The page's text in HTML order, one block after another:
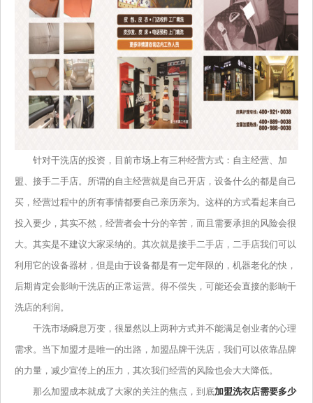
针对干洗店的投资，目前市场上有三种经营方式：自主经营、加
盟、接手二手店。所谓的自主经营就是自己开店，设备什么的都是自己
买，经营过程中的所有事情都要自己亲历亲为。这样的方式看起来自己
投入要少，其实不然，经营者会十分的辛苦，而且需要承担的风险会很
大。其实是不建议大家采纳的。其次就是接手二手店，二手店我们可以
利用它的设备器材，但是由于设备都是有一定年限的，机器老化的快，
后期肯定会影响干洗店的正常运营。得不偿失，可能还会直接的影响干
洗店的利润。
干洗市场瞬息万变，很显然以上两种方式并不能满足创业者的心理
需求。当下加盟才是唯一的出路，加盟品牌干洗店，我们可以依靠品牌
的力量，减少宣传上的压力，其次我们经营的风险也会大大降低。
那么加盟成本就成了大家的关注的焦点，到底加盟洗衣店需要多少